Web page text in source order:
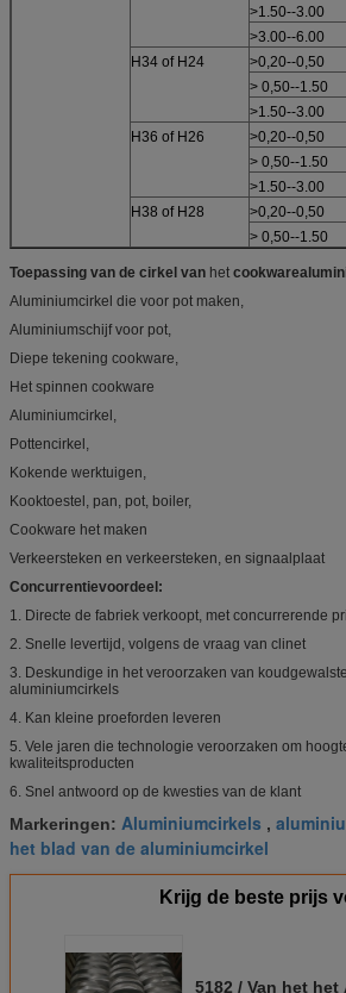
>1.50--3.00
>3.00--6.00
H34 of H24
>0,20--0,50
> 0,50--1.50
>1.50--3.00
H36 of H26
>0,20--0,50
> 0,50--1.50
>1.50--3.00
H38 of H28
>0,20--0,50
> 0,50--1.50
Toepassing van de cirkel van het
Aluminiumcirkel die voor pot maken,
Aluminiumschijf voor pot,
Diepe tekening cookware,
Het spinnen cookware
Aluminiumcirkel,
Pottencirkel,
Kokende werktuigen,
Kooktoestel, pan, pot, boiler,
Cookware het maken
Verkeersteken en verkeersteken, en signaalplaat
Concurrentievoordeel:
1. Directe de fabriek verkoopt, met concurrerende
2. Snelle levertijd, volgens de vraag van clinet
3. Deskundige in het veroorzaken van
aluminiumcirkels
4. Kan kleine proeforden leveren
5. Vele jaren die technologie veroorzaken om
kwaliteitsproducten
6. Snel antwoord op de kwesties van de klant
Markeringen: Aluminiumcirkels ,
het blad van de aluminiumcirkel
Krijg de beste prijs
5182 / Van het